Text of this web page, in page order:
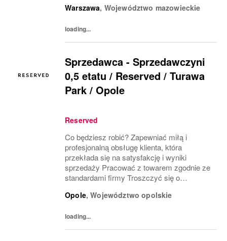
marketingowych (umowy, faktury) Wspierać
(zamówienia,...
Warszawa, Województwo mazowieckie
loading...
Sprzedawca - Sprzedawczyni
0,5 etatu / Reserved / Turawa
Park / Opole
Reserved
Co będziesz robić? Zapewniać miłą i
profesjonalną obsługę klienta, która
przekłada się na satysfakcję i wyniki
sprzedaży Pracować z towarem zgodnie ze
standardami firmy Troszczyć się o
(VM) z uwzględnieniem zasad i estetyki
Opole,Województwo opolskie
loading...